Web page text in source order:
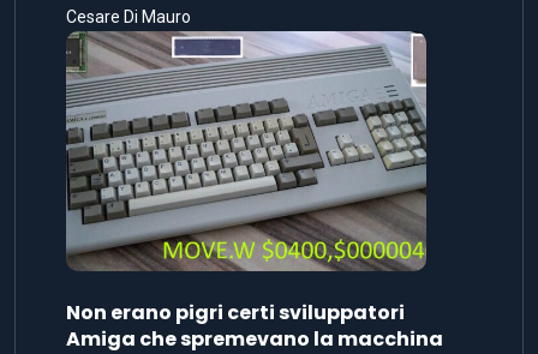
Cesare Di Mauro
Non erano pigri certi sviluppatori
Amiga che spremevano la macchina